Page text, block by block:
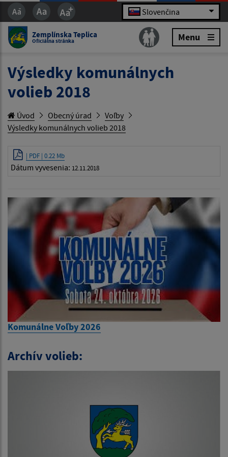
Slovenčina
Zemplínska Teplica
Oficiálna stránka Menu
Výsledky komunálnych
volieb 2018
Úvod Obecný úrad
Voľby
Výsledky komunálnych volieb 2018
| PDF | 0.22 Mb
Dátum vyvesenia: 12.11.2018
Komunálne Voľby 2026
Archív volieb: